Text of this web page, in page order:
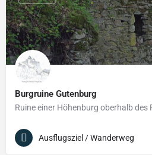
Burgruine Gutenburg
Ausflugsziel / Wanderweg